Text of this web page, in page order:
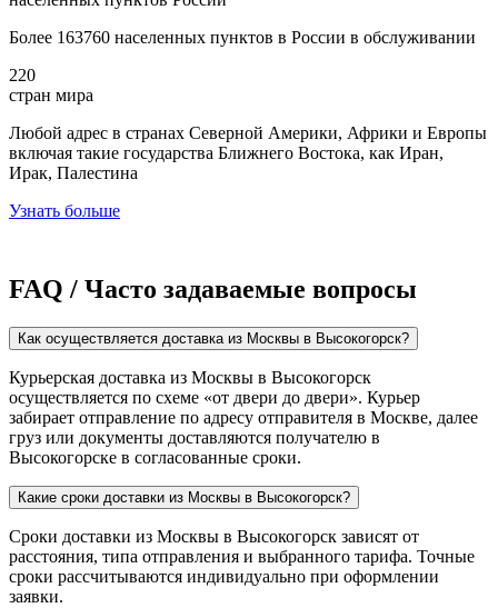
Более 163760 населенных пунктов в России в обслуживании
220
стран мира
Любой адрес в странах Северной Америки, Африки и Европы
включая такие государства Ближнего Востока, как Иран,
Ирак, Палестина
Узнать больше
FAQ / Часто задаваемые вопросы
Как осуществляется доставка из Москвы в Высокогорск?
Курьерская доставка из Москвы в Высокогорск
осуществляется по схеме «от двери до двери». Курьер
забирает отправление по адресу отправителя в Москве, далее
груз или документы доставляются получателю в
Высокогорске в согласованные сроки.
Какие сроки доставки из Москвы в Высокогорск?
Сроки доставки из Москвы в Высокогорск зависят от
расстояния, типа отправления и выбранного тарифа. Точные
сроки рассчитываются индивидуально при оформлении
заявки.